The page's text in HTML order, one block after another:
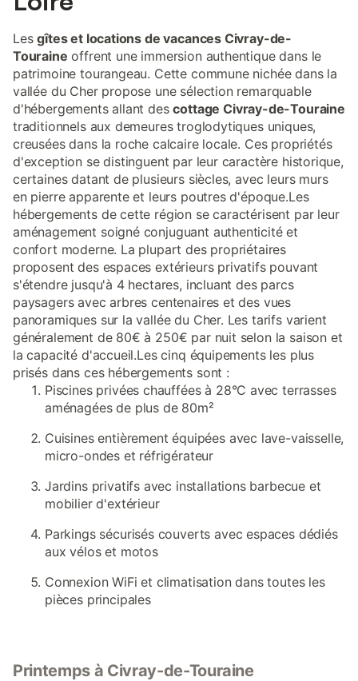
Touraine, tandis que la gare et les transports en commun sont
situés à 2,5 km. Les serviettes et les draps peuvent être fournis
sur demande.
Lesgîtes et locations de vacances Civray-de-
Touraine offrent une immersion authentique dans le
patrimoine tourangeau. Cette commune nichée dans la
vallée du Cher propose une sélection remarquable
d'hébergements allant descottage Civray-de-Touraine
traditionnels aux demeures troglodytiques uniques,
creusées dans la roche calcaire locale. Ces propriétés
d'exception se distinguent par leur caractère historique,
certaines datant de plusieurs siècles, avec leurs murs
en pierre apparente et leurs poutres d'époque.Les
hébergements de cette région se caractérisent par leur
aménagement soigné conjuguant authenticité et
confort moderne. La plupart des propriétaires
proposent des espaces extérieurs privatifs pouvant
s'étendre jusqu'à 4 hectares, incluant des parcs
paysagers avec arbres centenaires et des vues
panoramiques sur la vallée du Cher. Les tarifs varient
généralement de 80€ à 250€ par nuit selon la saison et
la capacité d'accueil.Les cinq équipements les plus
prisés dans ces hébergements sont :
Piscines privées chauffées à 28°C avec terrasses
aménagées de plus de 80m²
Cuisines entièrement équipées avec lave-vaisselle,
micro-ondes et réfrigérateur
Jardins privatifs avec installations barbecue et
mobilier d'extérieur
Parkings sécurisés couverts avec espaces dédiés
aux vélos et motos
Connexion WiFi et climatisation dans toutes les
pièces principales
Printemps à Civray-de-Touraine